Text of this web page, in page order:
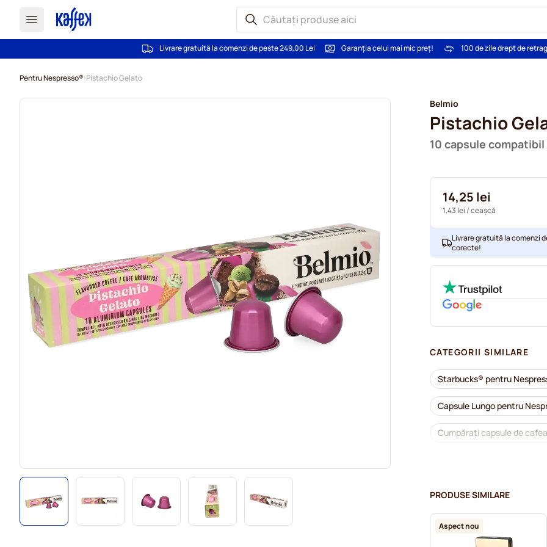
Livrare gratuită la comenzi de peste 249,00 Lei Garanția celui mai mic preț! 100 de zile drept de
Pentru Nespresso® Pistachio Gelato
Belmio
Pistachio
10 capsule
14,25 lei
1,43 lei / ceașcă
Livrare gratuită la comenzi
corecte!
CATEGORII SIMILARE
Starbucks® pentru
Capsule Lungo pentru
Cumpărați capsule de
Capsule cafea L'OR pentru
Capsule cafea Segafredo
PRODUSE SIMILARE
Aspect nou